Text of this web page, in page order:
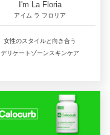
I'm La Floria
アイム ラ フロリア
女性のスタイルと向き合う
デリケートゾーンスキンケア